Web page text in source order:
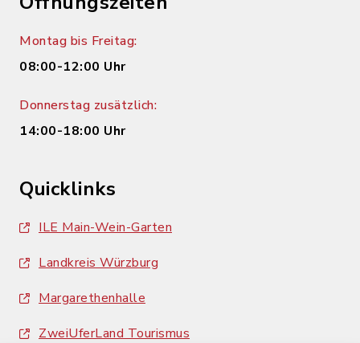
Montag bis Freitag:
08:00-12:00 Uhr
Donnerstag zusätzlich:
14:00-18:00 Uhr
Quicklinks
ILE Main-Wein-Garten
Landkreis Würzburg
Margarethenhalle
ZweiUferLand Tourismus